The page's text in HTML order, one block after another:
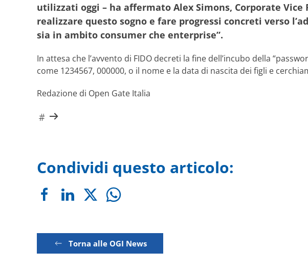
utilizzati oggi – ha affermato Alex Simons, Corporate
realizzare questo sogno e fare progressi concreti verso
sia in ambito consumer che enterprise”.
In attesa che l’avvento di FIDO decreti la fine dell’incubo della
come 1234567, 000000, o il nome e la data di nascita dei figli e
Redazione di Open Gate Italia
Condividi questo articolo:
Torna alle OGI News